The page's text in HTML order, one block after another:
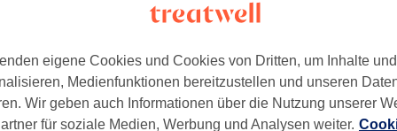
39 €
eigene Cookies und Cookies von Dritten, um Inhalte
Medienfunktionen bereitzustellen und unseren
Wir geben auch Informationen über die Nutzung unserer
für soziale Medien, Werbung und Analysen weiter.